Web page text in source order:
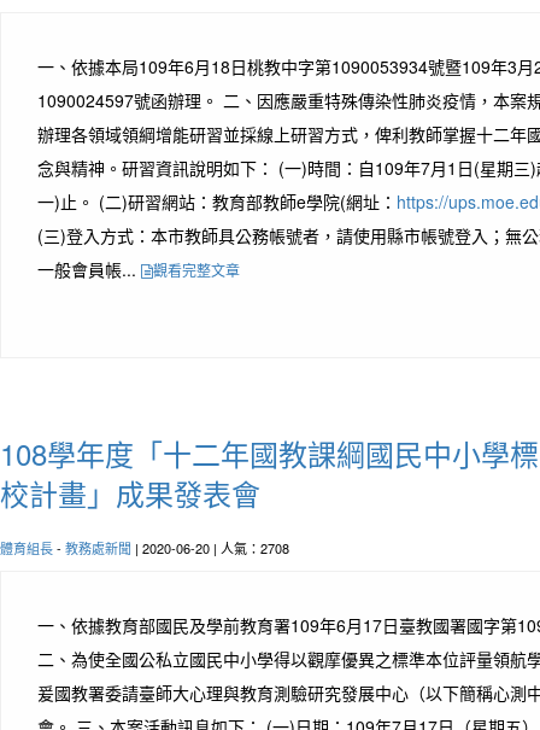
一、依據本局109年6月18日桃教中字第1090053934號暨109年3
1090024597號函辦理。 二、因應嚴重特殊傳染性肺炎疫情，本案
辦理各領域領綱增能研習並採線上研習方式，俾利教師掌握十二年
念與精神。研習資訊說明如下： (一)時間：自109年7月1日(星期三
一)止。 (二)研習網站：教育部教師e學院(網址： https://
(三)登入方式：本市教師具公務帳號者，請使用縣市帳號登入；無
一般會員帳...
觀看完整文章
108學年度「十二年國教課綱國民中小學
校計畫」成果發表會
體育組長- 教務處新聞 | 2020-06-20 | 人氣：2708
一、依據教育部國民及學前教育署109年6月17日臺教國署國字第
二、為使全國公私立國民中小學得以觀摩優異之標準本位評量領航
爰國教署委請臺師大心理與教育測驗研究發展中心（以下簡稱心測